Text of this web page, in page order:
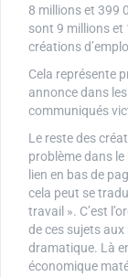
8 millions et 399
sont 9 millions et
créations
Cela représente
annonce dans
communiqués
Le reste des
problème dans
lien en bas de
cela peut se
travail ». C’est
de ces sujets aux
dramatique. Là
économique